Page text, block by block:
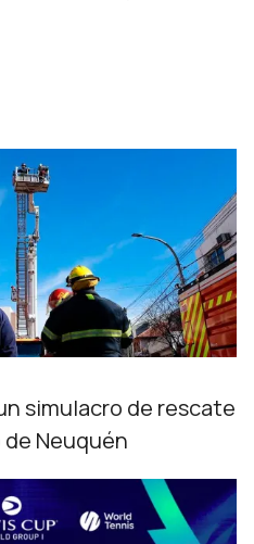
simulacro de rescate
Neuquén